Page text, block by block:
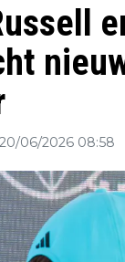
20/06/2026 08:58